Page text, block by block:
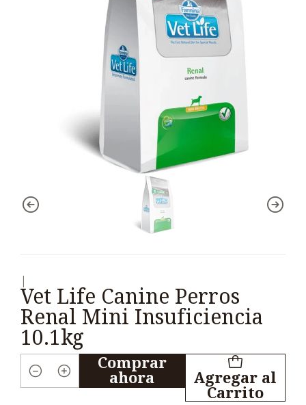
Vet Life Canine Perros
Renal Mini Insuficiencia
10.1kg
Cantidad
Agregar al
Carrito
Comprar
ahora